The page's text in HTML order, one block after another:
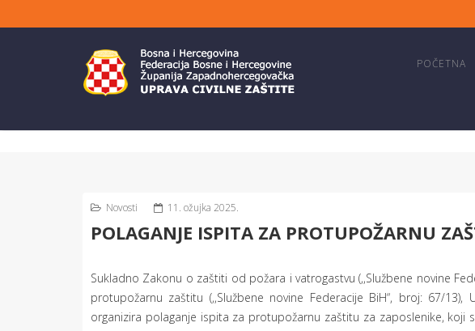
POČETNA
Novosti 11. ožujka 2025.
POLAGANJE ISPITA ZA PROTUPOŽARNU
Sukladno Zakonu o zaštiti od požara i vatrogastvu (,,Službene novine
protupožarnu zaštitu (,,Službene novine Federacije BiH“, broj: 67/
organizira polaganje ispita za protupožarnu zaštitu za zaposlenike,